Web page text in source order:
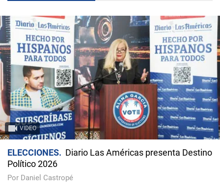
VIDEO
ELECCIONES
Diario Las Américas presenta Destino
Político 2026
Por Daniel Castropé